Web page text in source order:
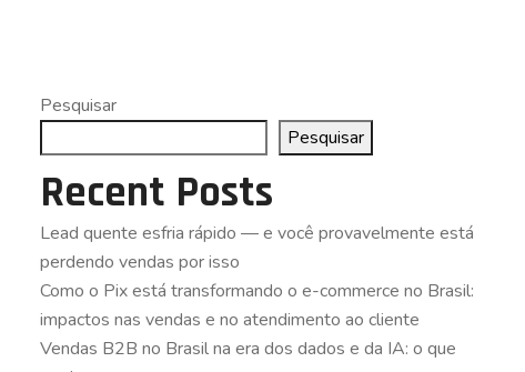
Pesquisar
Pesquisar
Recent Posts
Lead quente esfria rápido — e você provavelmente está
perdendo vendas por isso
Como o Pix está transformando o e-commerce no Brasil:
impactos nas vendas e no atendimento ao cliente
Vendas B2B no Brasil na era dos dados e da IA: o que